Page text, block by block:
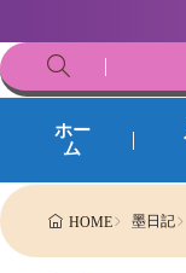
ホー
ム
HOME 墨日記